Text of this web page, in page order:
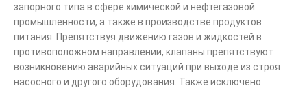
запорного типа в сфере химической и нефтегазовой
промышленности, а также в производстве продуктов
питания. Препятствуя движению газов и жидкостей в
противоположном направлении, клапаны препятствуют
возникновению аварийных ситуаций при выходе из строя
насосного и другого оборудования. Также исключено